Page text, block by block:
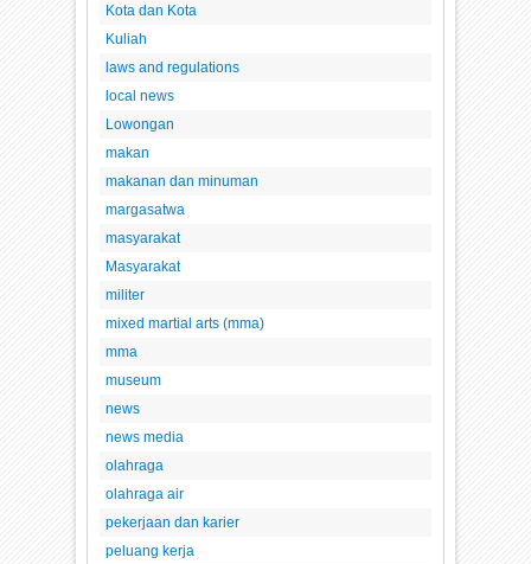
Kota dan Kota
Kuliah
laws and regulations
local news
Lowongan
makan
makanan dan minuman
margasatwa
masyarakat
Masyarakat
militer
mixed martial arts (mma)
mma
museum
news
news media
olahraga
olahraga air
pekerjaan dan karier
peluang kerja